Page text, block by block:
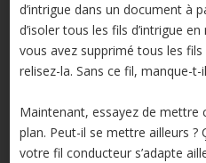
d’intrigue dans un document à
d’isoler tous les fils d’intrigue
vous avez supprimé tous les fils
relisez-la. Sans ce fil, manque-t-
Maintenant, essayez de mettre
plan. Peut-il se mettre ailleurs ?
votre fil conducteur s’adapte